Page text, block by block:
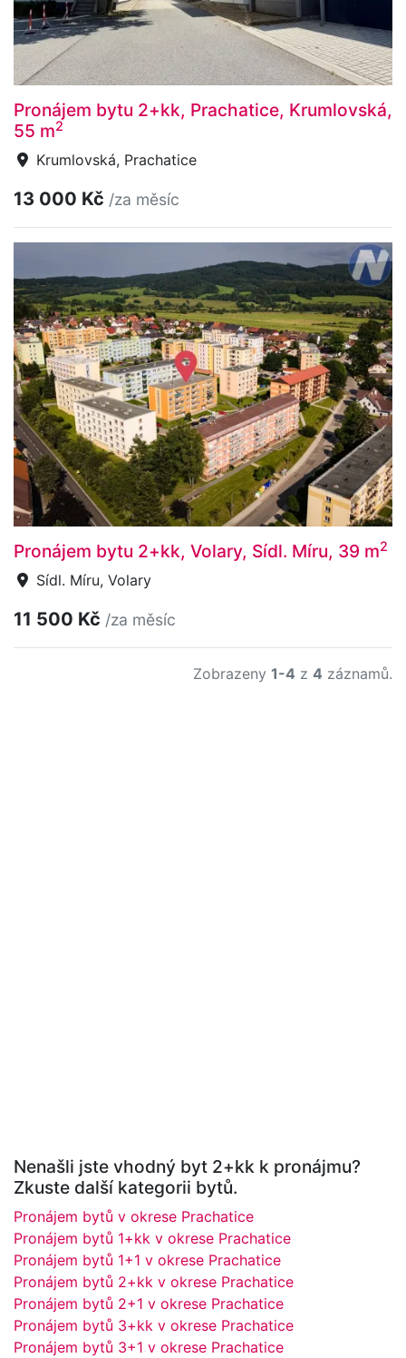
Pronájem bytu 2+kk, Prachatice, Krumlovská,
55 m2
Krumlovská, Prachatice
13 000 Kč /za měsíc
Pronájem bytu 2+kk, Volary, Sídl. Míru, 39 m2
Sídl. Míru, Volary
11 500 Kč /za měsíc
Zobrazeny 1-4 z 4 záznamů.
Nenašli jste vhodný byt 2+kk k pronájmu?
Zkuste další kategorii bytů.
Pronájem bytů v okrese Prachatice
Pronájem bytů 1+kk v okrese Prachatice
Pronájem bytů 1+1 v okrese Prachatice
Pronájem bytů 2+kk v okrese Prachatice
Pronájem bytů 2+1 v okrese Prachatice
Pronájem bytů 3+kk v okrese Prachatice
Pronájem bytů 3+1 v okrese Prachatice